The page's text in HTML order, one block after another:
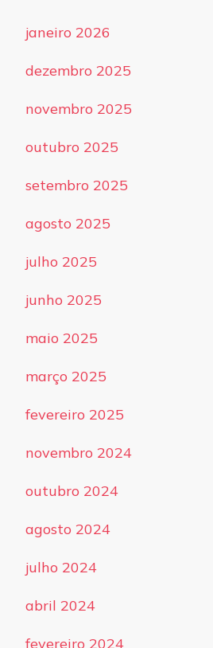
janeiro 2026
dezembro 2025
novembro 2025
outubro 2025
setembro 2025
agosto 2025
julho 2025
junho 2025
maio 2025
março 2025
fevereiro 2025
novembro 2024
outubro 2024
agosto 2024
julho 2024
abril 2024
fevereiro 2024